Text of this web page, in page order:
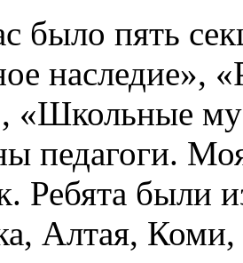
было пять
наследие»,
«Школьные
педагоги.
Ребята были
Алтая, Коми,